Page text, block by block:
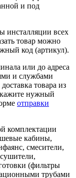
и под
инсталляции всех
товар можно
код (артикул).
или до адреса
и службами
товара из
нужный
отправки
комплектации
кабины,
смесители,
(фильтры
трубами